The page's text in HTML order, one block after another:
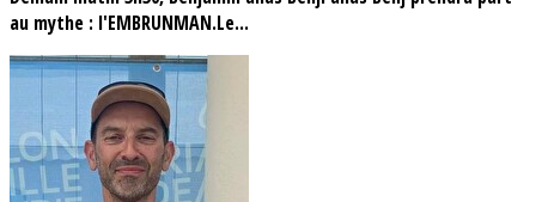
au mythe : l'EMBRUNMAN.Le...